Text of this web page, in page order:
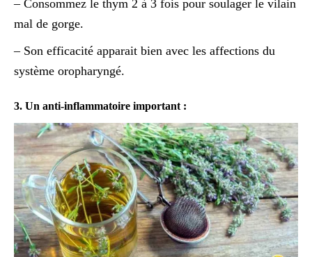
– Consommez le thym 2 à 3 fois pour soulager le vilain
mal de gorge.
– Son efficacité apparait bien avec les affections du
système oropharyngé.
3. Un anti-inflammatoire important :